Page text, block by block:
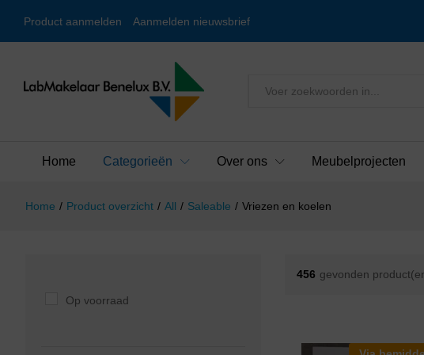
Product aanmelden Aanmelden nieuwsbrief
Alles
Home Categorieën Over ons Meubelprojecten
Home / Product overzicht / All / Saleable / Vriezen en koelen
456 gevonden
Op voorraad